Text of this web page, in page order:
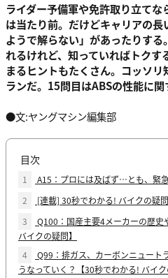
ライダー予備軍や免許取り立て
は当たり前。だけどキャリアの
ようで解らない」があったりす
れるけれど、知っていればトク
まるヒントもたくさん。コッソ
ランだ。15問目はABSの性能に関
●文:ヤングマシン編集部
目次
1
A15：プロには及ばず…とも、緊
2
[連載] 30秒でわかる! バイクの疑
3
Q100：国産主要4メーカーの歴
バイクの疑問】
4
Q99：排ガス、カーボンニュー
うなっていく？【30秒でわかる! バイク